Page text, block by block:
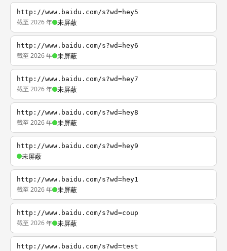
http://www.baidu.com/s?wd=hey5
截至 2026 年 未屏蔽
http://www.baidu.com/s?wd=hey6
截至 2026 年 未屏蔽
http://www.baidu.com/s?wd=hey7
截至 2026 年 未屏蔽
http://www.baidu.com/s?wd=hey8
截至 2026 年 未屏蔽
http://www.baidu.com/s?wd=hey9
未屏蔽
http://www.baidu.com/s?wd=hey1
截至 2026 年 未屏蔽
http://www.baidu.com/s?wd=coup
截至 2026 年 未屏蔽
http://www.baidu.com/s?wd=test